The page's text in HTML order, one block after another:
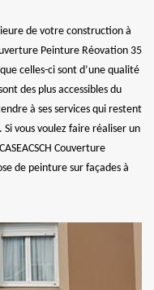
de votre construction à
Peinture Réovation 35
celles-ci sont d’une qualité
des plus accessibles du
à ses services qui restent
vous voulez faire réaliser un
Couverture
de peinture sur façades à